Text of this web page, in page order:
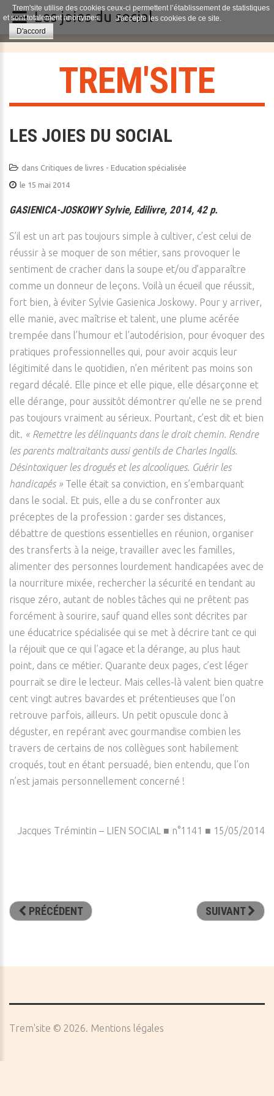
TREM'SITE
LES JOIES DU SOCIAL
dans Critiques de livres - Education spécialisée
le 15 mai 2014
GASIENICA-JOSKOWY Sylvie, Edilivre, 2014, 42 p.
S’il est un art pas toujours simple à cultiver, c’est celui de
réussir à se moquer de son métier, sans provoquer le
sentiment de cracher dans la soupe et/ou d’apparaître
comme un donneur de leçons. Voilà un écueil que réussit,
fort bien, à éviter Sylvie Gasienica Joskowy. Pour y arriver,
elle manie, avec maîtrise et talent, une plume acérée
trempée dans l’humour et l’autodérision, pour évoquer des
pratiques professionnelles qui, pour avoir acquis leur
légitimité dans le quotidien, n’en méritent pas moins son
regard décalé. Elle pince et elle pique, elle désarçonne et
elle dérange, pour aussitôt démontrer qu’elle ne se prend
pas toujours vraiment au sérieux. Pourtant, c’est dit et bien
dit. « Remettre les délinquants dans le droit chemin. Rendre
les parents maltraitants aussi gentils de Charles Ingalls.
Désintoxiquer les drogués et les alcooliques. Guérir les
handicapés » Telle était sa conviction, en s’embarquant
dans le social. Et puis, elle a du se confronter aux
préceptes de la profession : garder ses distances,
débattre de questions essentielles en réunion, organiser
des transferts à la neige, travailler avec les familles,
alimenter des personnes lourdement handicapées avec de
la nourriture mixée, rechercher la sécurité en tendant au
risque zéro, autant de nobles tâches qui ne prêtent pas
forcément à sourire, sauf quand elles sont décrites par
une éducatrice spécialisée qui se met à décrire tant ce qui
la réjouit que ce qui l’agace et la dérange, au plus haut
point, dans ce métier. Quarante deux pages, c’est léger
pourrait se dire le lecteur. Mais celles-là valent bien quatre
cent vingt autres bavardes et prétentieuses que l’on
retrouve parfois, ailleurs. Un petit opuscule donc à
déguster, en repérant avec gourmandise combien les
travers de certains de nos collègues sont habilement
croqués, tout en étant persuadé, bien entendu, que l’on
n’est jamais personnellement concerné !
Jacques Trémintin – LIEN SOCIAL ■ n°1141 ■ 15/05/2014
PRÉCÉDENT SUIVANT
Trem'site © 2026 Mentions légales
Trem'site utilise des cookies ceux-ci permettent l’établissement de statistiques
et sont totalement anonymes.
J'accepte les cookies de ce site.
D'accord
Les joies du social